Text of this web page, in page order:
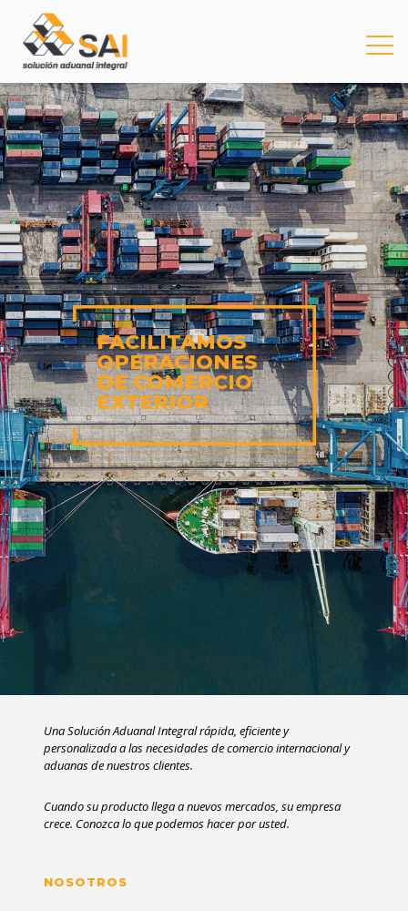
Una Solución Aduanal Integral rápida, eficiente y
personalizada a las necesidades de comercio internacional y
aduanas de nuestros clientes.
Cuando su producto llega a nuevos mercados, su empresa
crece. Conozca lo que podemos hacer por usted.
NOSOTROS